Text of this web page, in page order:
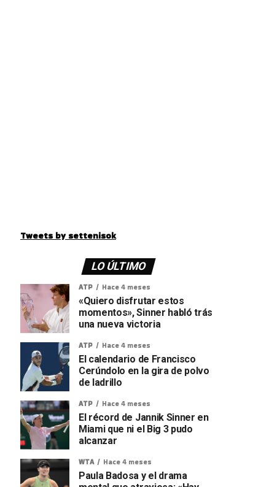
Tweets by settenisok
LO ÚLTIMO
ATP Hace 4 meses
«Quiero disfrutar estos
momentos», Sinner habló trás
una nueva victoria
ATP Hace 4 meses
El calendario de Francisco
Cerúndolo en la gira de polvo
de ladrillo
ATP Hace 4 meses
El récord de Jannik Sinner en
Miami que ni el Big 3 pudo
alcanzar
WTA Hace 4 meses
Paula Badosa y el drama